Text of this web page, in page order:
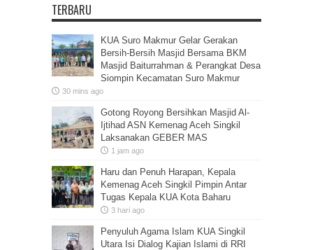
TERBARU
KUA Suro Makmur Gelar Gerakan
Bersih-Bersih Masjid Bersama BKM
Masjid Baiturrahman & Perangkat Desa
Siompin Kecamatan Suro Makmur
30 mins ago
Gotong Royong Bersihkan Masjid Al-
Ijtihad ASN Kemenag Aceh Singkil
Laksanakan GEBER MAS
1 jam ago
Haru dan Penuh Harapan, Kepala
Kemenag Aceh Singkil Pimpin Antar
Tugas Kepala KUA Kota Baharu
3 hari ago
Penyuluh Agama Islam KUA Singkil
Utara Isi Dialog Kajian Islami di RRI